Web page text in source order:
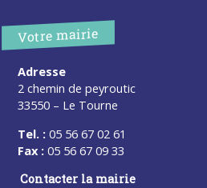
Votre mairie
Adresse
2 chemin de peyroutic
33550 – Le Tourne
Tel. : 05 56 67 02 61
Fax : 05 56 67 09 33
Contacter la mairie